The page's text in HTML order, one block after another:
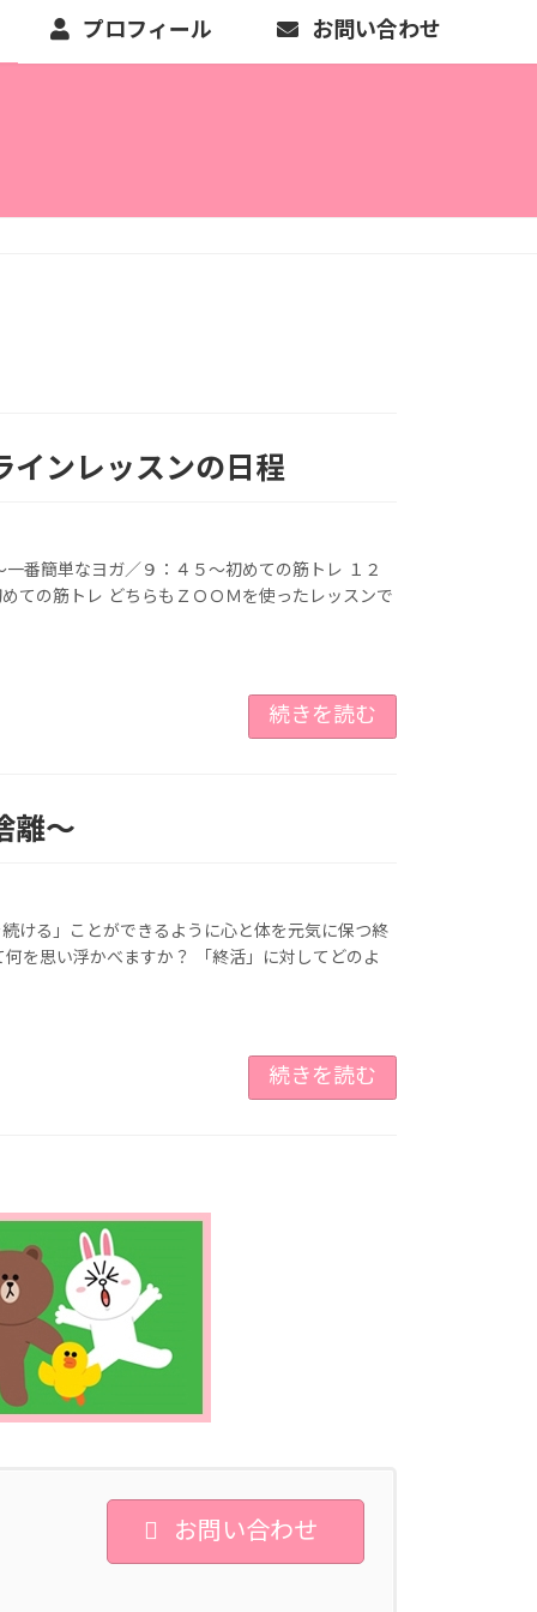
プロフィール お問い合わせ
ンレッスンの日程
番簡単なヨガ／９：４５～初めての筋トレ １２
ての筋トレ どちらもＺＯＯＭを使ったレッスンで
続きを読む
離～
ける」ことができるように心と体を元気に保つ終
を思い浮かべますか？ 「終活」に対してどのよ
続きを読む
お問い合わせ